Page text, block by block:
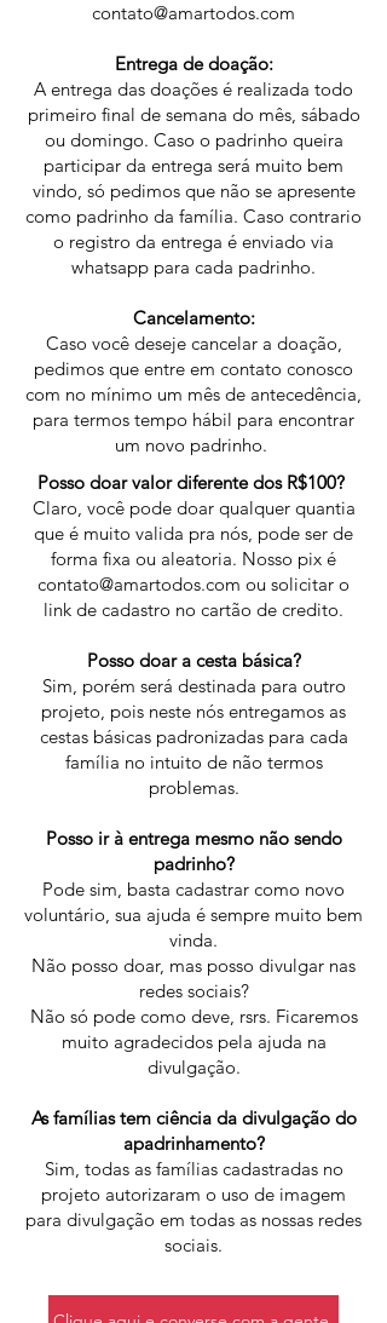
contato@amartodos.com
Entrega de doação:
A entrega das doações é realizada todo
primeiro final de semana do mês, sábado
ou domingo. Caso o padrinho queira
participar da entrega será muito bem
vindo, só pedimos que não se apresente
como padrinho da família. Caso contrario
o registro da entrega é enviado via
whatsapp para cada padrinho.
Cancelamento:
Caso você deseje cancelar a doação,
pedimos que entre em contato conosco
com no mínimo um mês de antecedência,
para termos tempo hábil para encontrar
um novo padrinho.
Posso doar valor diferente dos R$100?
Claro, você pode doar qualquer quantia
que é muito valida pra nós, pode ser de
forma fixa ou aleatoria. Nosso pix é
contato@amartodos.com ou solicitar o
link de cadastro no cartão de credito.
Posso doar a cesta básica?
Sim, porém será destinada para outro
projeto, pois neste nós entregamos as
cestas básicas padronizadas para cada
família no intuito de não termos
problemas.
Posso ir à entrega mesmo não sendo
padrinho?
Pode sim, basta cadastrar como novo
voluntário, sua ajuda é sempre muito bem
vinda.
Não posso doar, mas posso divulgar nas
redes sociais?
Não só pode como deve, rsrs. Ficaremos
muito agradecidos pela ajuda na
divulgação.
As famílias tem ciência da divulgação do
apadrinhamento?
Sim, todas as famílias cadastradas no
projeto autorizaram o uso de imagem
para divulgação em todas as nossas redes
sociais.